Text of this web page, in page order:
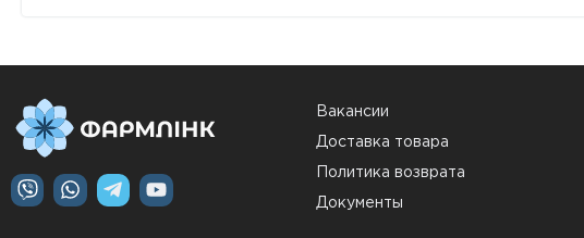
Вакансии
Доставка товара
Политика возврата
Документы